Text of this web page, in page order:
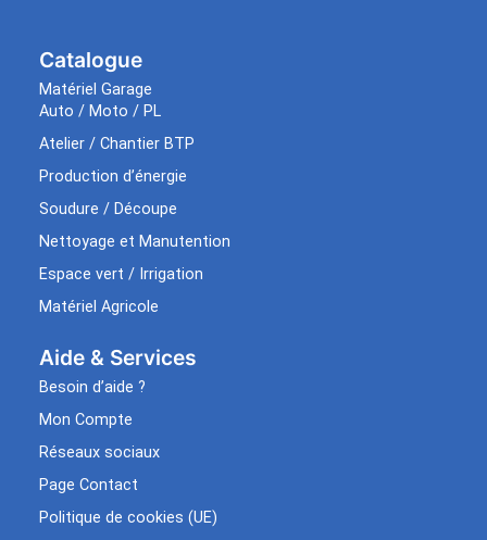
Catalogue
Matériel Garage
Auto / Moto / PL
Atelier / Chantier BTP
Production d’énergie
Soudure / Découpe
Nettoyage et Manutention
Espace vert / Irrigation
Matériel Agricole
Aide & Services​
Besoin d’aide ?
Mon Compte
Réseaux sociaux
Page Contact
Politique de cookies (UE)